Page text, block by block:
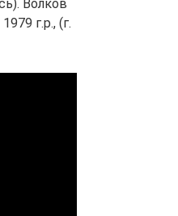
Волков
г.р., (г.